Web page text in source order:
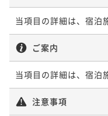
当項目の詳細は、宿泊
ご案内
当項目の詳細は、宿泊
注意事項